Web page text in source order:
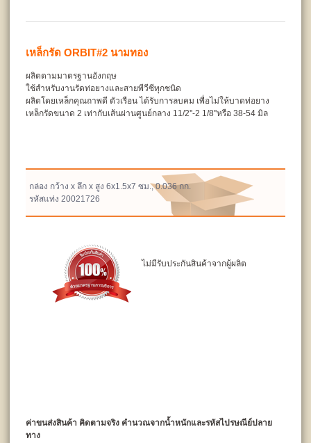
เหล็กรัด ORBIT#2 นามทอง
ผลิตตามมาตรฐานอังกฤษ
ใช้สำหรับงานรัดท่อยางและสายพีวีซีทุกชนิด
ผลิตโดยเหล็กคุณถาพดี ตัวเรือน ได้รับการลบคม เพื่อไม่ให้บาดท่อยาง
เหล็กรัดขนาด 2 เท่ากับเส้นผ่านศูนย์กลาง 11/2''-2 1/8''หรือ 38-54 มิล
กล่อง กว้าง x ลึก x สูง 6x1.5x7 ซม., 0.036 กก.
รหัสแท่ง 20021726
ไม่มีรับประกันสินค้าจากผู้ผลิต
ค่าขนส่งสินค้า คิดตามจริง คำนวณจากน้ำหนักและรหัสไปรษณีย์ปลาย
ทาง